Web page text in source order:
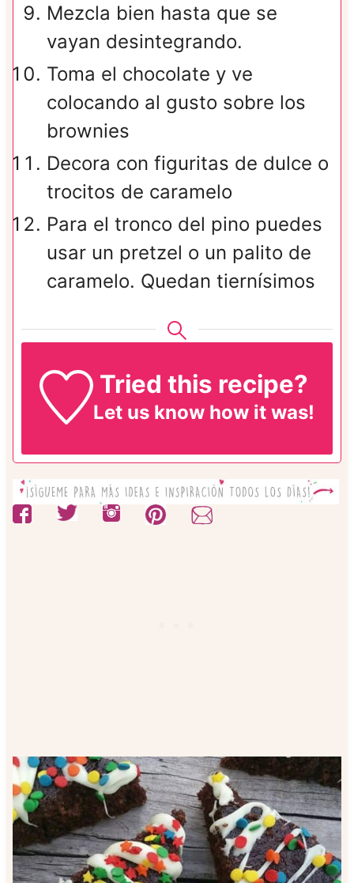
Mezcla bien hasta que se
vayan desintegrando.
Toma el chocolate y ve
colocando al gusto sobre los
brownies
Decora con figuritas de dulce o
trocitos de caramelo
Para el tronco del pino puedes
usar un pretzel o un palito de
caramelo. Quedan tiernísimos
Tried this recipe?
Let us know how it was!